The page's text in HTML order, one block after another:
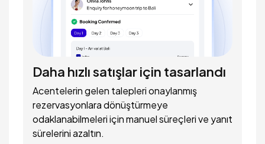
Daha hızlı satışlar için tasarlandı
Acentelerin gelen talepleri onaylanmış
rezervasyonlara dönüştürmeye
odaklanabilmeleri için manuel süreçleri ve yanıt
sürelerini azaltın.